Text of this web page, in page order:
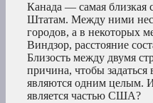
Канада — самая близкая
Штатам. Между ними
городов, а в некоторых
Виндзор, расстояние
Близость между двумя
причина, чтобы
являются одним целым.
является частью США?